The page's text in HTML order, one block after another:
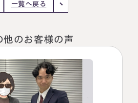
大阪事務所
阪急グランドビル20階
Access
一覧へ戻る
他のお客様の声